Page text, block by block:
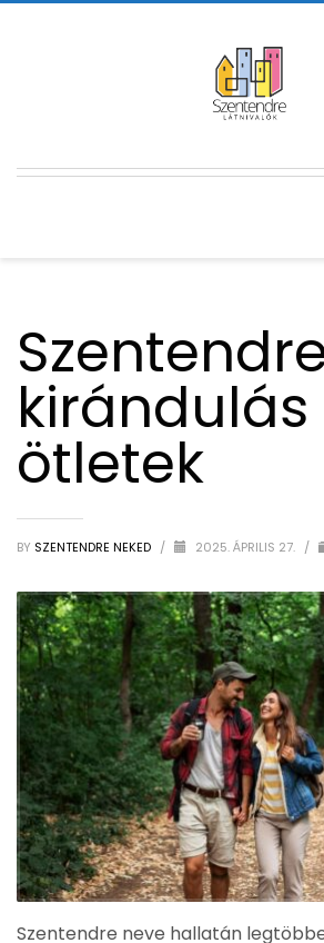
kirándulás
ötletek
BY SZENTENDRE NEKED / 2025. ÁPRILIS 27. /
Szentendre neve hallatán